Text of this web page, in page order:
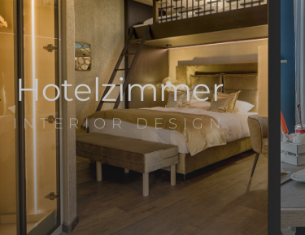
Hotelzimmer
INTERIOR DESIGN